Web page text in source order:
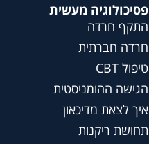
פסיכולוגיה מעשית
התקף חרדה
חרדה חברתית
טיפול CBT
הגישה ההומניסטית
איך לצאת מדיכאון
תחושת ריקנות